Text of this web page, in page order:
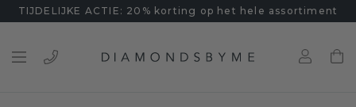
TIJDELIJKE ACTIE: 20% korting op het hele assortiment